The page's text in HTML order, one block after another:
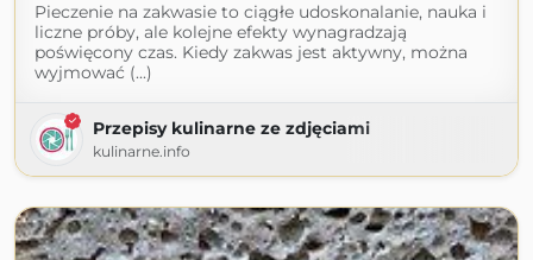
Pieczenie na zakwasie to ciągłe udoskonalanie, nauka i
liczne próby, ale kolejne efekty wynagradzają
poświęcony czas. Kiedy zakwas jest aktywny, można
wyjmować (...)
Przepisy kulinarne ze zdjęciami
kulinarne.info